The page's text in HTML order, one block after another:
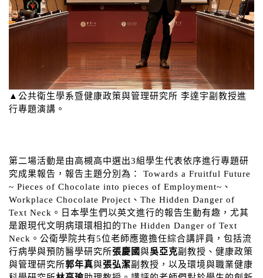
▲公共衛生學系暨健康政策與管理研究所 李達宇副教授進
行專題演講。
第二場活動是由高槻高中選出3組學生代表依序進行專題研
究成果報告，報告主題分別為： Towards a Fruitful Future
~ Pieces of Chocolate into pieces of Employment~、
Workplace Chocolate Project、The Hidden Danger of
Text Neck。日本學生們以英文進行的報告生動有趣，尤其
是跟現代文明病環環相扣的The Hidden Danger of Text
Neck。公衛學院共有5位老師應邀擔任綜合講評員，包括流
行病學與預防醫學研究所張慶國與吳亞克副教授、健康政策
與管理研究所郭年真與張弘潔副教授，以及環境與職業健康